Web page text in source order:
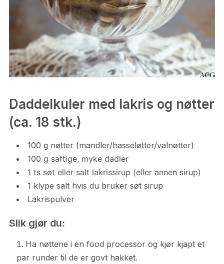
Daddelkuler med lakris og nøtter
(ca. 18 stk.)
100 g nøtter (mandler/hasseløtter/valnøtter)
100 g saftige, myke dadler
1 ts søt eller salt lakrissirup (eller annen sirup)
1 klype salt hvis du bruker søt sirup
Lakrispulver
Slik gjør du:
Ha nøttene i en food processor og kjør kjapt et
par runder til de er govt hakket.